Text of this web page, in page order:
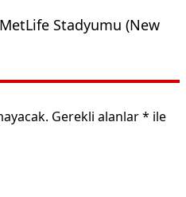
Stadyumu (New
Gerekli alanlar* ile